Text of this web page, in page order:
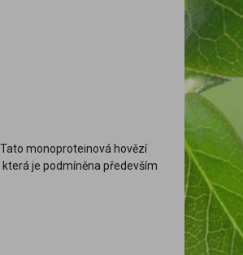
monoproteinová hovězí
je podmíněna především